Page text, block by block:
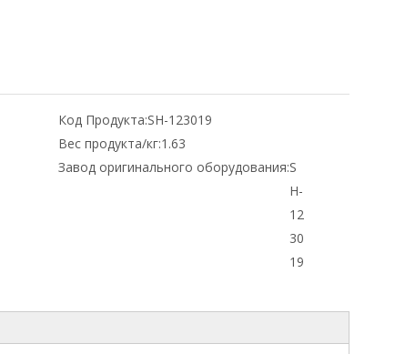
Код Продукта:SH-123019
Вес продукта/кг:1.63
Завод оригинального оборудования:S
H-
12
30
19